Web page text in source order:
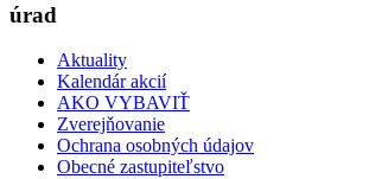
úrad
Aktuality
Kalendár akcií
AKO VYBAVIŤ
Zverejňovanie
Ochrana osobných údajov
Obecné zastupiteľstvo